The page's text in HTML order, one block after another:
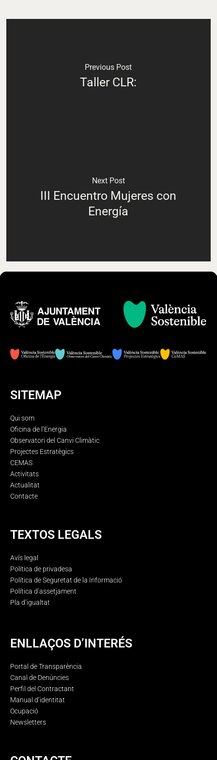
Previous Post
Taller CLR:
Next Post
III Encuentro Mujeres con
Energía
SITEMAP
Qui som
Oficina de l’Energia
Observatori del Canvi Climàtic
Projectes Estratègics
CEMAS
Activitats
Actualitat
Contacte
TEXTOS LEGALS
Avís legal
Política de privadesa
Política de Seguretat de la Informació
Política d’assetjament
Pla d’igualtat
ENLLAÇOS D’INTERÉS
Portal de Transparència
Canal de Denúncies
Perfil del Contractant
Manual d’identitat
Ocupació
Newsletters